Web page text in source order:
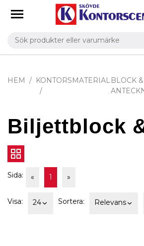
HEM KONTORSMATERIALBLOCK &
Biljettblock
Sida: « 1 »
Visa: 24 Sortera: Relevans